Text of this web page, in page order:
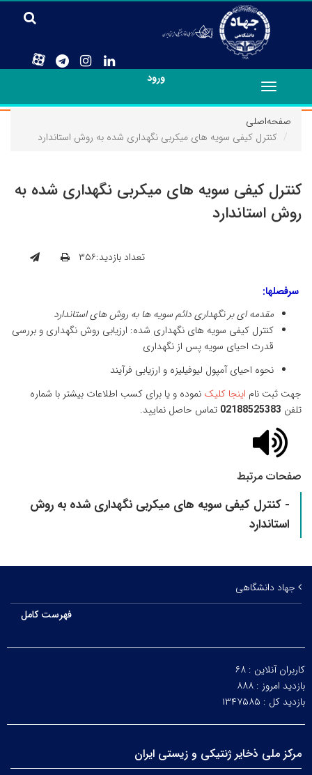
ورود
Toggle
navigation
صفحه‌اصلی
کنترل کیفی سویه های میکربی نگهداری شده به روش استاندارد
کنترل کیفی سویه های میکربی نگهداری شده به
روش استاندارد
تعداد بازدید:۳۵۶
سرفصلها:
مقدمه ای بر نگهداری دائم سویه ها به روش های استاندارد
کنترل کیفی سویه های نگهداری شده: ارزیابی روش نگهداری و بررسی
قدرت احیای سویه پس از نگهداری
نحوه احیای آمپول لیوفیلیزه و ارزیابی فرآیند
جهت ثبت نام اینجا کلیک نموده و یا برای کسب اطلاعات بیشتر با شماره
تلفن 02188525383 تماس حاصل نمایید.
صفحات مرتبط
- کنترل کیفی سویه های میکربی نگهداری شده به روش
استاندارد
جهاد دانشگاهی
فهرست کامل
کاربران آنلاین : ۶۸
بازدید امروز : ۸۸۸
بازدید کل : ۱۳۴۷۵۸۵
مرکز ملی ذخایر ژنتیکی و زیستی ایران